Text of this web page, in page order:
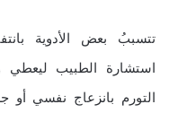
تتسببُ بعض الأدوية
استشارة الطبيب ليعطي
التورم بانزعاج نفسي أو